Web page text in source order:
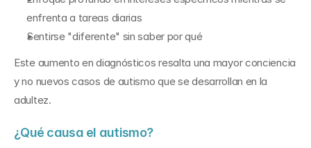
enfrenta a tareas diarias
Sentirse "diferente" sin saber por qué
Este aumento en diagnósticos resalta una mayor conciencia
y no nuevos casos de autismo que se desarrollan en la
adultez.
¿Qué causa el autismo?